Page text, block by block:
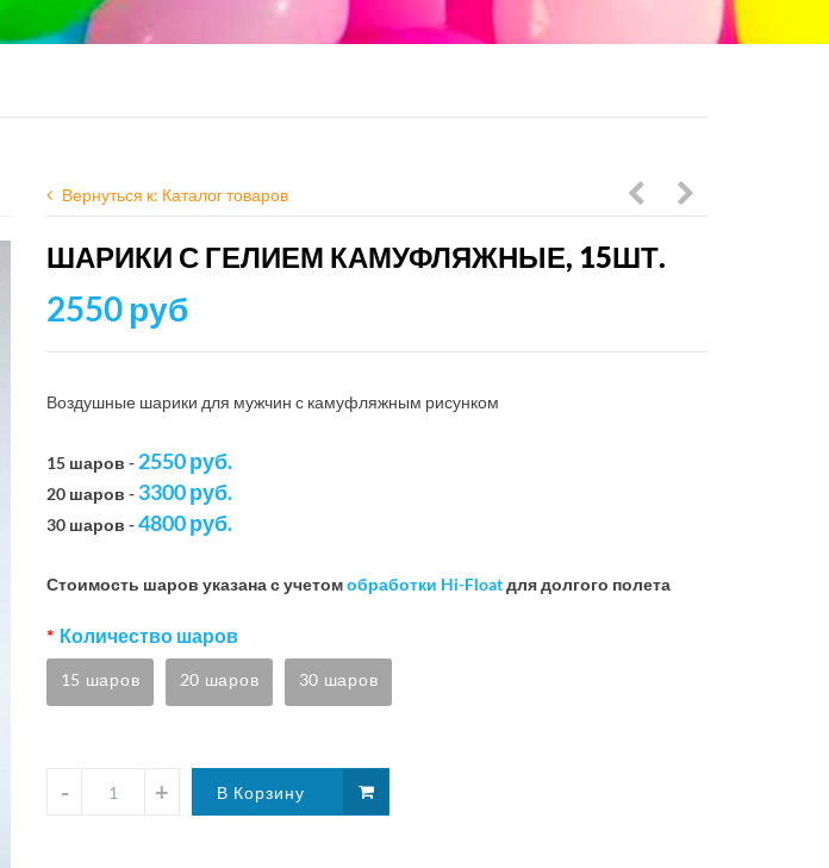
Вернуться к: Каталог товаров
гелием
23 10
ШАРИКИ С ГЕЛИЕМ КАМУФЛЯЖНЫЕ, 15ШТ.
2550 руб
Воздушные шарики для мужчин с камуфляжным рисунком
15 шаров - 2550 руб.
20 шаров - 3300 руб.
30 шаров -4800 руб.
Стоимость шаров указана с учетомобработки Hi-Floatдля долгого полета
Количество шаров
15 шаров 20 шаров 30 шаров